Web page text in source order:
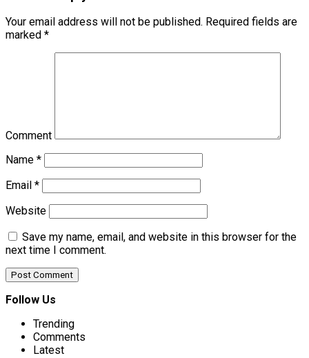
Your email address will not be published. Required fields are
marked *
Comment
Name *
Email *
Website
Save my name, email, and website in this browser for the
next time I comment.
Follow Us
Trending
Comments
Latest